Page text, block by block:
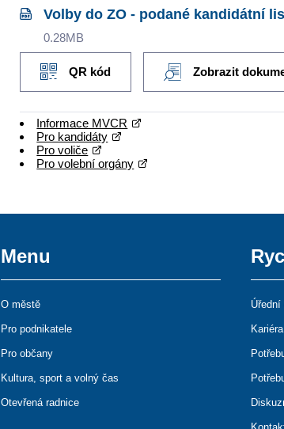
Volby do ZO - podané kandidátní
0.28MB
QR kód Zobrazit
Informace MVCR
Pro kandidáty
Pro voliče
Pro volební orgány
Menu
O městě
Pro podnikatele
Pro občany
Kultura, sport a volný čas
Otevřená radnice
Úřední
Kariéra